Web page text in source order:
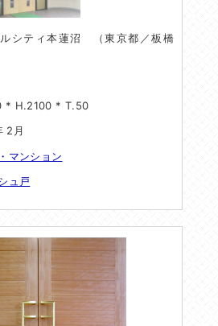
シティ本蓮沼 （東京都／板橋
* H.2100 * T.50
2月
マンション
ュ戸